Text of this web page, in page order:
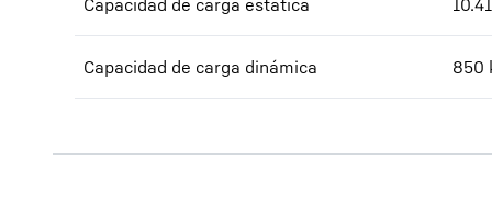
Capacidad de carga estática
Capacidad de carga dinámica 850